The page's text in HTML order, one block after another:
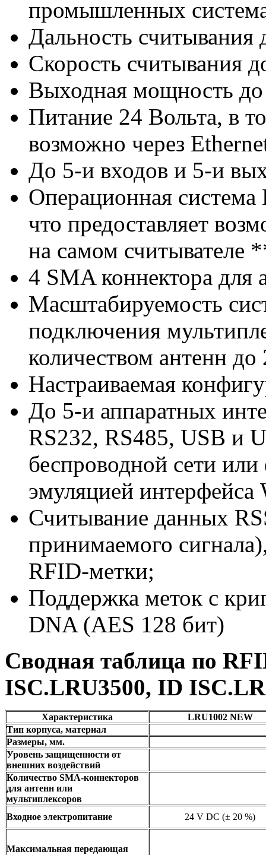
промышленных
Дальность
Скорость считывания
Выходная мощность
Питание 24 Вольта, в
возможно через
До 5-и входов и 5-и
Операционная
что предоставляет
на самом считывателе
4 SMA коннектора для
Масштабируемость
подключения
количеством антенн
Настраиваемая
До 5-и аппаратных
RS232, RS485, USB и
беспроводной сети
эмуляцией интерфейса
Считывание данных
принимаемого
RFID-метки;
Поддержка меток с
DNA (AES 128 бит)
Сводная таблица по
ISC.LRU3500, ID
Характеристика
LRU1002 NEW
Тип корпуса, материал
Размеры, мм.
Уровень защищенности от
внешних воздействий
Количество SMA-коннекторов
для антенн или
мультиплексоров
Входное электропитание
24 V DC (± 20 %)
Максимальная передающая